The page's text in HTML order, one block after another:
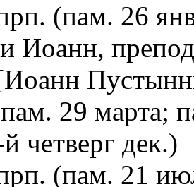
(пам. 26
Иоанн,
29 марта;
четверг дек.)
(пам. 21